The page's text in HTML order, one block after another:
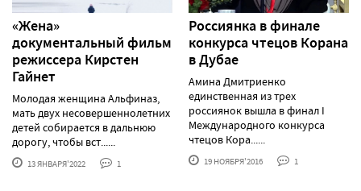
«Жена»
документальный фильм
режиссера Кирстен
Гайнет
Молодая женщина Альфиназ,
мать двух несовершеннолетних
детей собирается в дальнюю
дорогу, чтобы вст......
13 ЯНВАРЯ'2022 1
Россиянка в финале
конкурса чтецов Корана
в Дубае
Амина Дмитриенко
единственная из трех
россиянок вышла в финал I
Международного конкурса
чтецов Кора......
19 НОЯБРЯ'2016 1